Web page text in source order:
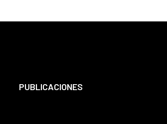
PUBLICACIONES